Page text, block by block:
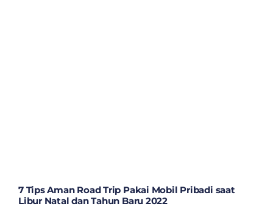
7 Tips Aman Road Trip Pakai Mobil Pribadi saat
Libur Natal dan Tahun Baru 2022